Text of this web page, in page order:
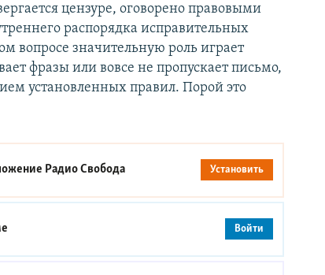
цензуре, оговорено правовыми
распорядка исправительных
вопросе значительную роль играет
фразы или вовсе не пропускает письмо,
установленных правил. Порой это
Радио Свобода Установить
Войти